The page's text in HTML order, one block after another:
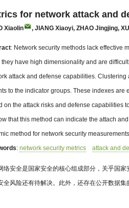
for network attack and
Xiaolin , JIANG Xiaoyi, ZHAO Jingjing,
: Network security methods lack effective
they have high dimensionality and are
attack and defense capabilities.
to the indicator groups. These indexes are
on the attack risks and defense capabilities
that this method can indicate the attach
method for network security
: network security metrics attack and
络安全是国家安全的核心组成部分，关乎国
全风险还有待解决。此外，还存在公开数据